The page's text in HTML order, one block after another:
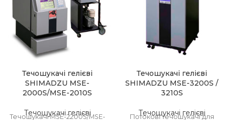
Течошукачі гелієві
SHIMADZU MSE-
2000S/MSE-2010S
Течошукачі гелієві
Течошукачі MSE-2200S/MSE-
Течошукачі гелієві
SHIMADZU MSE-3200S /
3210S
Течошукачі гелієві
Потокові течошукачі для